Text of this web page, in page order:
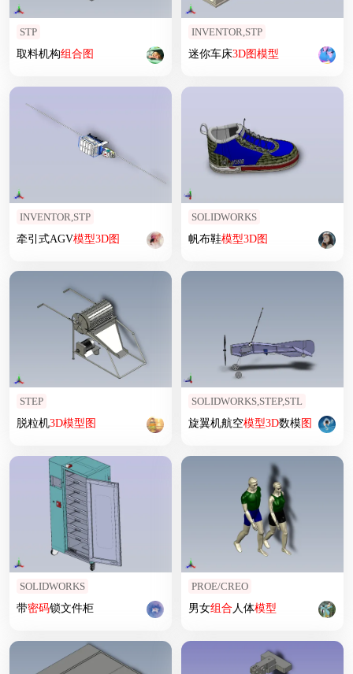
STP
取料机构组合图
INVENTOR,STP
迷你车床3D图模型
INVENTOR,STP
牵引式AGV模型3D图
SOLIDWORKS
帆布鞋模型3D图
STEP
脱粒机3D模型图
SOLIDWORKS,STEP,STL
旋翼机航空模型3D数模图
SOLIDWORKS
带密码锁文件柜
PROE/CREO
男女组合 人体模型